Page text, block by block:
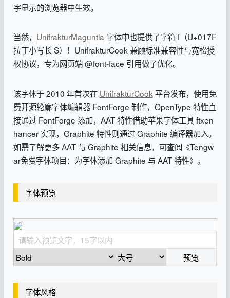
字显示的浏览器中生效。
当然， UnifrakturMaguntia 字体中也提供了字符 ſ（U+017F
拉丁小写长 S）！UnifrakturCook 兼顾标准兼容性与宽松授
权协议，专为网页端 @font-face 引用做了优化。
该字体于 2010 年首次在 UnifrakturCook 平台发布，使用免
费开源轮廓字体编辑器 FontForge 制作，OpenType 特性直
接通过 FontForge 添加，AAT 特性借助苹果字体工具 ftxen
hancer 实现，Graphite 特性则通过 Graphite 编译器加入。
如需了解更多 AAT 与 Graphite 相关信息，可查阅《Tengw
ar免费字体项目：为字体添加 Graphite 与 AAT 特性》。
字体预览
预览
字体风格